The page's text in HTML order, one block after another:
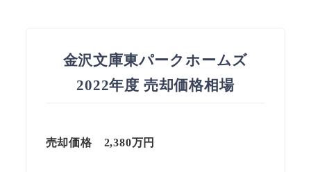
金沢文庫東パークホームズ
2022年度 売却価格相場
売却価格 2,380万円